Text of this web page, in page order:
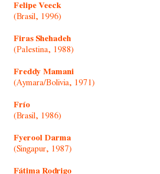
Felipe Veeck
(Brasil, 1996)
Firas Shehadeh
(Palestina, 1988)
Freddy Mamani
(Aymara/Bolivia, 1971)
Frío
(Brasil, 1986)
Fyerool Darma
(Singapur, 1987)
Fátima Rodrigo